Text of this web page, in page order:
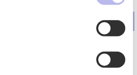
Arbeid & Ontslag